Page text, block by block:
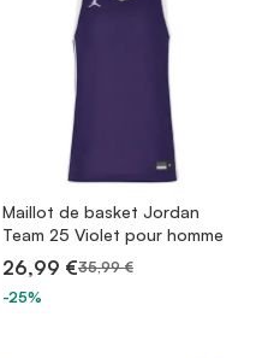
Maillot de basket Jordan
Team 25 Violet pour homme
26,99 €35,99 €
-25%